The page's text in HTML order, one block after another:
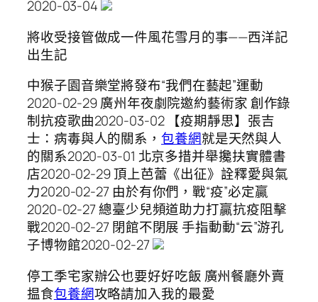
2020-03-04
將收受接管做成一件風花雪月的事——西洋記
出生記
中猴子園音樂堂將發布“我們在藝起”運動
2020-02-29 廣州年夜劇院邀約藝術家 創作錄
制抗疫歌曲2020-03-02 【疫期靜思】張吉
士：病毒與人的關系， 包養網就是天然與人
的關系2020-03-01 北京多措并舉攙扶實體書
店2020-02-29 頂上芭蕾《出征》詮釋愛與氣
力2020-02-27 由於有你們，戰“疫”必定贏
2020-02-27 總臺少兒頻道助力打贏抗疫阻擊
戰2020-02-27 閉館不閉展 手指動動“云”游孔
子博物館2020-02-27
停工季宅家辦公也要好好吃飯 廣州餐廳外賣
揾食包養網攻略請加入我的最愛